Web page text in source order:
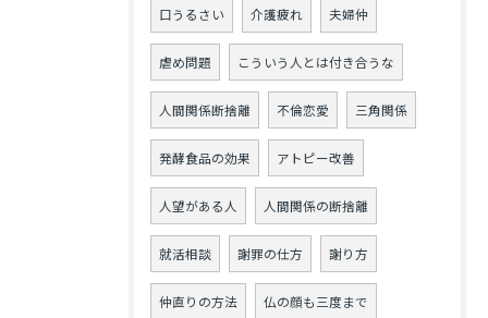
口うるさい 介護疲れ 夫婦仲
虐め問題 こういう人とは付き合うな
人間関係断捨離 不倫恋愛 三角関係
発酵食品の効果 アトピー改善
人望がある人 人間関係の断捨離
就活相談 謝罪の仕方 謝り方
仲直りの方法 仏の顔も三度まで